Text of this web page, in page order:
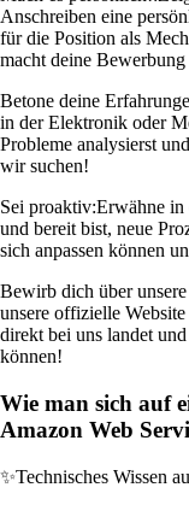
Anschreiben eine
für die Position als
macht deine
Betone deine
in der Elektronik oder
Probleme analysierst
wir suchen!
Sei proaktiv:Erwähne in
und bereit bist, neue
sich anpassen können
Bewirb dich über unsere
unsere offizielle
direkt bei uns landet
können!
Wie man sich auf
Amazon Web
✨Technisches Wissen